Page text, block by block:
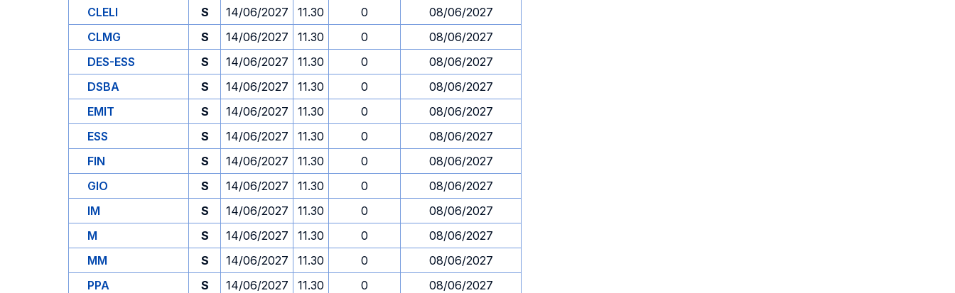
CLELI
S 14/06/2027 11.30 0
08/06/2027
CLMG
S 14/06/2027 11.30 0
08/06/2027
DES-ESS
S 14/06/2027 11.30 0
08/06/2027
DSBA
S 14/06/2027 11.30 0
08/06/2027
EMIT
S 14/06/2027 11.30 0
08/06/2027
ESS
S 14/06/2027 11.30 0
08/06/2027
FIN
S 14/06/2027 11.30 0
08/06/2027
GIO
S 14/06/2027 11.30 0
08/06/2027
IM
S 14/06/2027 11.30 0
08/06/2027
M
S 14/06/2027 11.30 0
08/06/2027
MM
S 14/06/2027 11.30 0
08/06/2027
PPA
S 14/06/2027 11.30 0
08/06/2027